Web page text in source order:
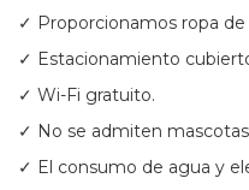
✓ Proporcionamos ropa de
✓ Estacionamiento
✓ Wi-Fi gratuito.
✓ No se admiten
✓ El consumo de agua y